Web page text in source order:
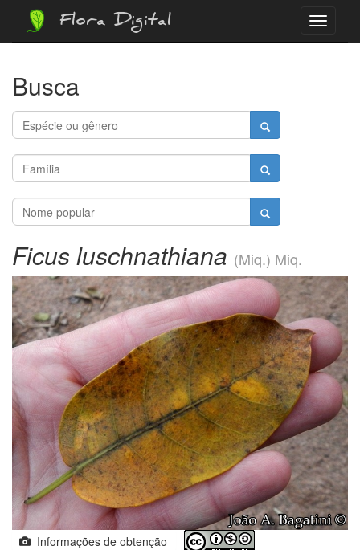
Menu
Flora Digital
Busca
Ficus luschnathiana (Miq.) Miq.
Informações de obtenção